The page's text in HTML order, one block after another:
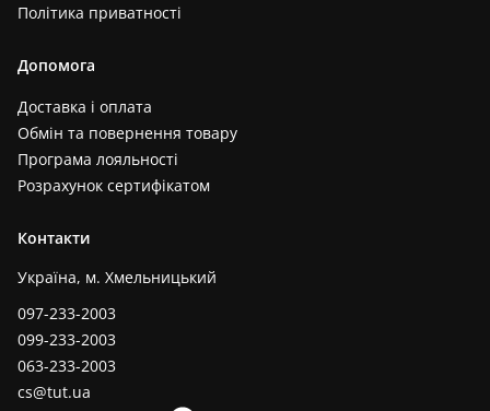
Політика приватності
Допомога
Доставка і оплата
Обмін та повернення товару
Програма лояльності
Розрахунок сертифікатом
Контакти
Україна, м. Хмельницький
097-233-2003
099-233-2003
063-233-2003
cs@tut.ua